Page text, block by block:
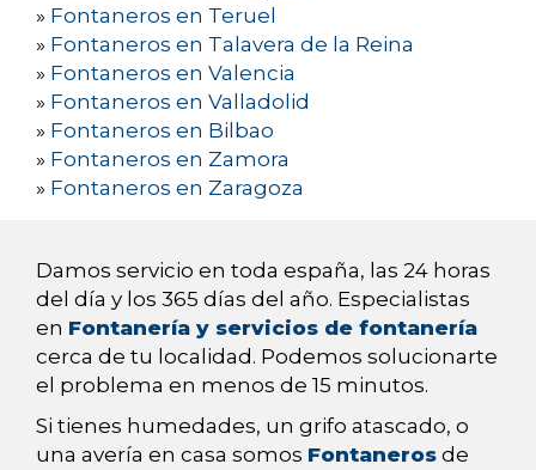
» Fontaneros en Teruel
» Fontaneros en Talavera de la Reina
» Fontaneros en Valencia
» Fontaneros en Valladolid
» Fontaneros en Bilbao
» Fontaneros en Zamora
» Fontaneros en Zaragoza
Damos servicio en toda españa, las 24 horas
del día y los 365 días del año. Especialistas
en Fontanería y servicios de fontanería
cerca de tu localidad. Podemos solucionarte
el problema en menos de 15 minutos.
Si tienes humedades, un grifo atascado, o
una avería en casa somos Fontaneros de